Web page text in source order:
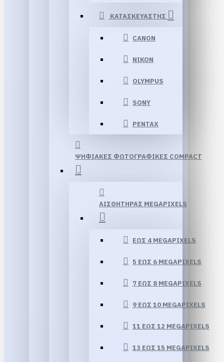
ΚΑΤΑΣΚΕΥΑΣΤΗΣ
CANON
NIKON
OLYMPUS
SONY
PENTAX
ΨΗΦΙΑΚΕΣ ΦΩΤΟΓΡΑΦΙΚΕΣ COMPACT
ΑΙΣΘΗΤΗΡΑΣ MEGAPIXELS
ΕΏΣ 4 MEGAPIXELS
5 ΈΩΣ 6 MEGAPIXELS
7 ΈΩΣ 8 MEGAPIXELS
9 ΈΩΣ 10 MEGAPIXELS
11 ΈΩΣ 12 MEGAPIXELS
13 ΕΏΣ 15 MEGAPIXELS